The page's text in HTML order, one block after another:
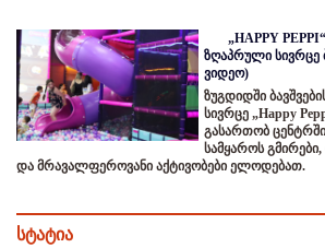
„HAPPY
ზღაპრული სივრცე
ვიდეო)
ზუგდიდში
სივრცე „Happy
გასართობ
სამყაროს
და მრავალფეროვანი აქტივობები ელოდებათ.
სტატია